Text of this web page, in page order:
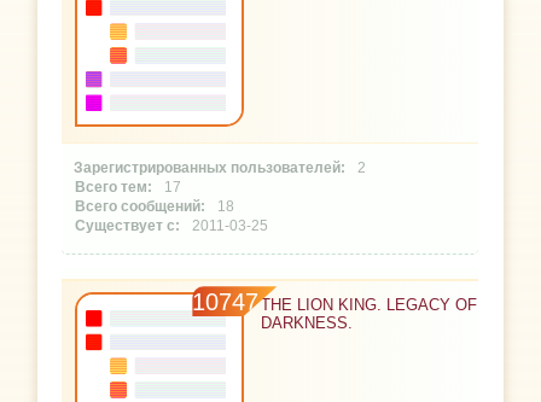
2
17
18
2011-03-25
10747THE LION KING. LEGACY OF
DARKNESS.